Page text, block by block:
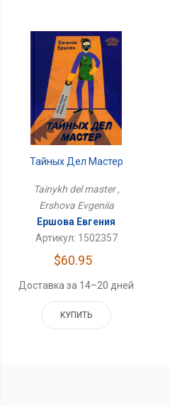
Тайных Дел Мастер
Tainykh del master ,
Ershova Evgeniia
Ершова Евгения
Артикул: 1502357
$60.95
Доставка за 14–20 дней
КУПИТЬ